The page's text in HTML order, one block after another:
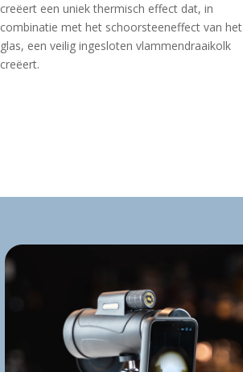
creëert een uniek thermisch effect dat, in
combinatie met het schoorsteeneffect van het
glas, een veilig ingesloten vlammendraaikolk
creëert.